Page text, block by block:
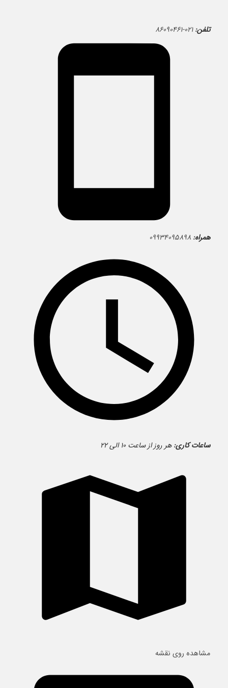
تلفن: ۰۲۱-۸۶۰۹۰۴۶۱
همراه: ۰۹۹۳۴۰۹۵۸۹۸
ساعات کاری: هر روز از ساعت ۱۰ الی ۲۲
مشاهده روی نقشه